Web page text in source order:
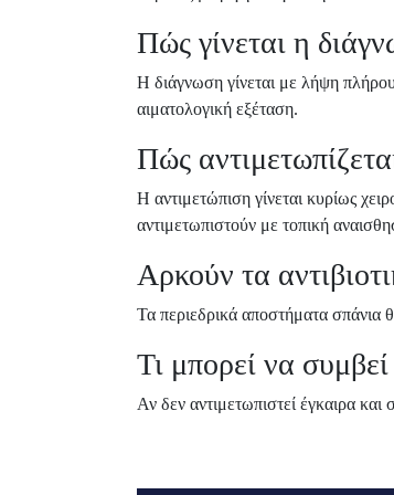
Πώς γίνεται η
Η διάγνωση γίνεται με λήψη
αιματολογική εξέταση.
Πώς
Η αντιμετώπιση γίνεται κυρίως
αντιμετωπιστούν με τοπική
Αρκούν τα
Τα περιεδρικά αποστήματα σπάνια
Τι μπορεί να
Αν δεν αντιμετωπιστεί έγκαιρα